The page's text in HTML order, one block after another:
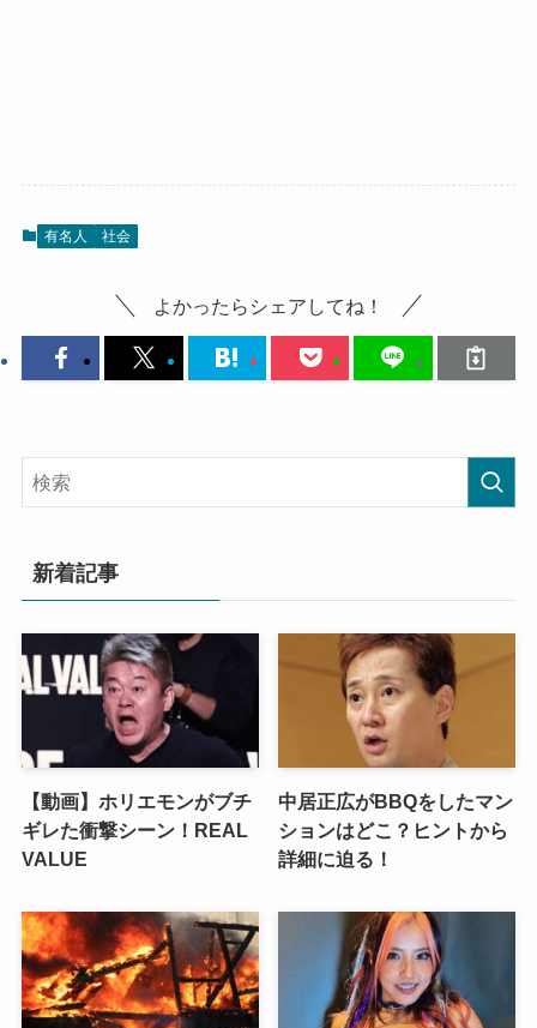
有名人 社会
よかったらシェアしてね！
新着記事
【動画】ホリエモンがブチ
ギレた衝撃シーン！REAL
VALUE
中居正広がBBQをしたマン
ションはどこ？ヒントから
詳細に迫る！